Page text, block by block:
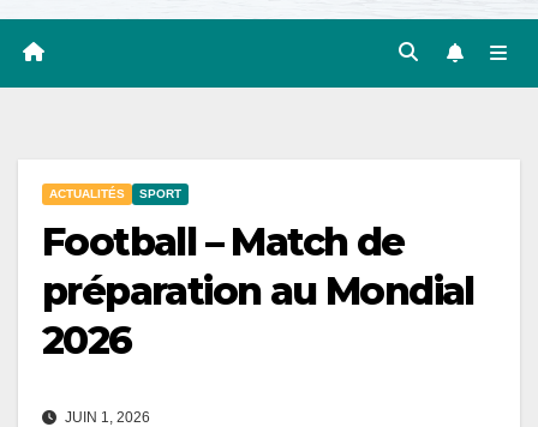
ACTUALITÉS SPORT
Football – Match de
préparation au Mondial
2026
JUIN 1, 2026